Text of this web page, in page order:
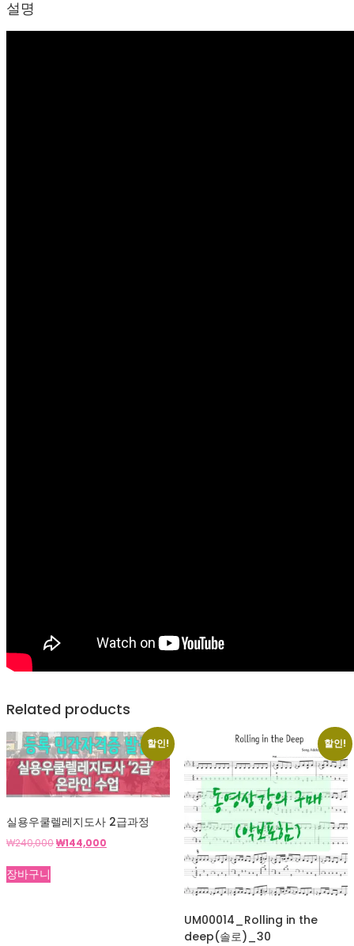
설명
Related products
할인!
실용우쿨렐레지도사 2급과정
₩240,000원
₩144,000
장바구니
할인!
UM00014_Rolling in the
deep(솔로)_30